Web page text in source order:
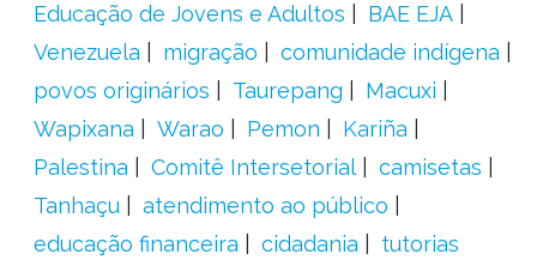
Educação de Jovens e Adultos
BAE EJA
Venezuela
migração
comunidade indígena
povos originários
Taurepang
Macuxi
Wapixana
Warao Pemon
Kariña
Palestina
Comitê Intersetorial
camisetas
Tanhaçu
atendimento ao público
educação financeira
cidadania tutorias